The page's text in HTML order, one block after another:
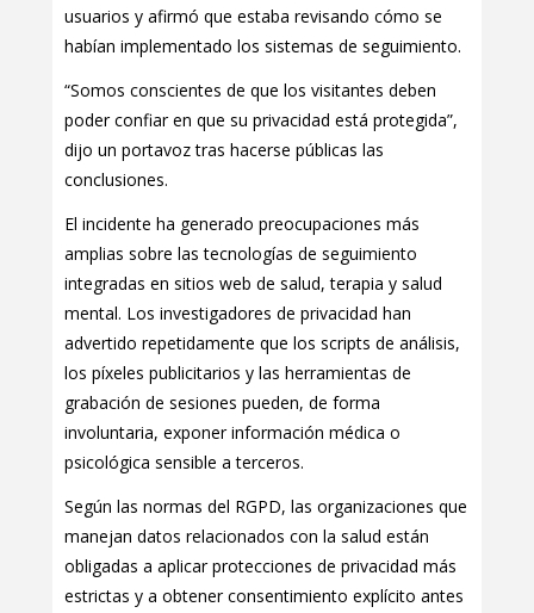
usuarios y afirmó que estaba revisando cómo se
habían implementado los sistemas de seguimiento.
“Somos conscientes de que los visitantes deben
poder confiar en que su privacidad está protegida”,
dijo un portavoz tras hacerse públicas las
conclusiones.
El incidente ha generado preocupaciones más
amplias sobre las tecnologías de seguimiento
integradas en sitios web de salud, terapia y salud
mental. Los investigadores de privacidad han
advertido repetidamente que los scripts de análisis,
los píxeles publicitarios y las herramientas de
grabación de sesiones pueden, de forma
involuntaria, exponer información médica o
psicológica sensible a terceros.
Según las normas del RGPD, las organizaciones que
manejan datos relacionados con la salud están
obligadas a aplicar protecciones de privacidad más
estrictas y a obtener consentimiento explícito antes